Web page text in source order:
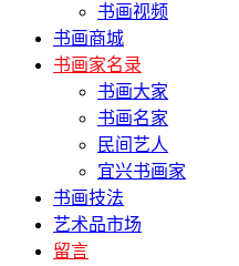
书画视频
书画商城
书画家名录
书画大家
书画名家
民间艺人
宜兴书画家
书画技法
艺术品市场
留言